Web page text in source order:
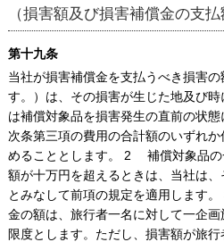
（損害額及び損害補償金の支払
第十九条
当社が損害補償金を支払うべき損害
す。）は、その損害が生じた地及び
は補償対象品を損害発生の直前の状
次条第三項の費用の合計額のいずれ
めることとします。 2 補償対象品の
額が十万円を超えるときは、当社は
とみなして前項の規定を適用します
金の額は、旅行者一名に対して一企
限度とします。ただし、損害額が旅